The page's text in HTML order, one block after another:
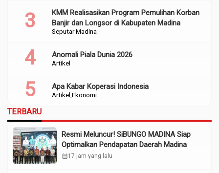
Seputar Madina
KMM Realisasikan Program Pemulihan Korban
Banjir dan Longsor di Kabupaten Madina
Artikel
Anomali Piala Dunia 2026
Artikel Ekonomi
Apa Kabar Koperasi Indonesia
TERBARU
Resmi Meluncur! SiBUNGO MADINA Siap
Optimalkan Pendapatan Daerah Madina
calendar_month17 jam yang lalu